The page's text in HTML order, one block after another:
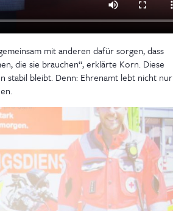
mit anderen dafür sorgen, dass
die sie brauchen“, erklärte Korn. Diese
stabil bleibt. Denn: Ehrenamt lebt nicht nur